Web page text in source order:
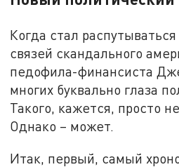
Когда стал
связей скандального
педофила-финансиста
многих буквально глаза
Такого, кажется, просто
Однако – может.
Итак, первый, самый